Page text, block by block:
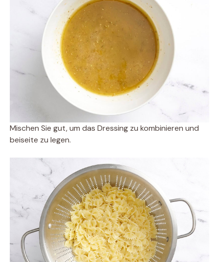
Mischen Sie gut, um das Dressing zu kombinieren und
beiseite zu legen.